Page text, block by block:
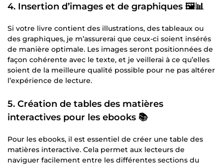
4. Insertion d’images et de graphiques 🖼️📊
Si votre livre contient des illustrations, des tableaux ou
des graphiques, je m’assurerai que ceux-ci soient insérés
de manière optimale. Les images seront positionnées de
façon cohérente avec le texte, et je veillerai à ce qu’elles
soient de la meilleure qualité possible pour ne pas altérer
l’expérience de lecture.
5. Création de tables des matières
interactives pour les ebooks 📚
Pour les ebooks, il est essentiel de créer une table des
matières interactive. Cela permet aux lecteurs de
naviguer facilement entre les différentes sections du